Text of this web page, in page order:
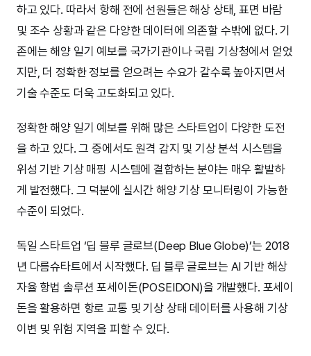
하고 있다. 따라서 항해 전에 선원들은 해상 상태, 표면 바람
및 조수 상황과 같은 다양한 데이터에 의존할 수밖에 없다. 기
존에는 해양 일기 예보를 국가기관이나 국립 기상청에서 얻었
지만, 더 정확한 정보를 얻으려는 수요가 갈수록 높아지면서
기술 수준도 더욱 고도화되고 있다.
정확한 해양 일기 예보를 위해 많은 스타트업이 다양한 도전
을 하고 있다. 그 중에서도 원격 감지 및 기상 분석 시스템을
위성 기반 기상 매핑 시스템에 결합하는 분야는 매우 활발하
게 발전했다. 그 덕분에 실시간 해양 기상 모니터링이 가능한
수준이 되었다.
독일 스타트업 ‘딥 블루 글로브(Deep Blue Globe)’는 2018
년 다름슈타트에서 시작했다. 딥 블루 글로브는 AI 기반 해상
자율 항법 솔루션 포세이돈(POSEIDON)을 개발했다. 포세이
돈을 활용하면 항로 교통 및 기상 상태 데이터를 사용해 기상
이변 및 위험 지역을 피할 수 있다.